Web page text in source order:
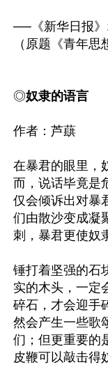
──《新华日报
（原题《青年思
◎奴隶的语言
作者：芦蕻
在暴君的眼里，
而，说话毕竟是
仅会倾诉出对暴
们由散沙变成凝
刺，暴君更使
锤打着坚强的石
实的木头，一定
碎石，才会迎手
然会产生一些歌
们；但更重要的
皮鞭可以敲击得